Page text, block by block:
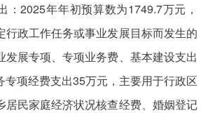
：2025年年初预算数为1749.7万元，
行政工作任务或事业发展目标而发生的
发展专项、专项业务费、基本建设支出
专项经费支出35万元，主要用于行政区
居民家庭经济状况核查经费、婚姻登记